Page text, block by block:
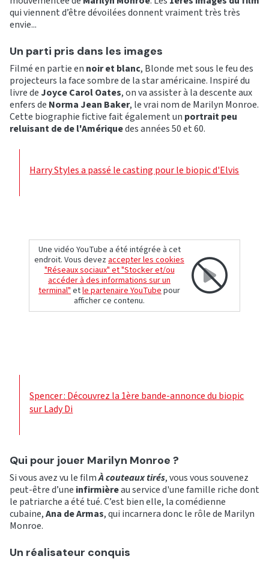
qui viennent d’être dévoilées donnent vraiment très très
envie...
Un parti pris dans les images
Filmé en partie en noir et blanc, Blonde met sous le feu des
projecteurs la face sombre de la star américaine. Inspiré du
livre de Joyce Carol Oates, on va assister à la descente aux
enfers de Norma Jean Baker, le vrai nom de Marilyn Monroe.
Cette biographie fictive fait également un portrait peu
reluisant de de l'Amériquedes années 50 et 60.
Harry Styles a passé le casting pour le biopic d'Elvis
Une vidéo YouTube a été intégrée à cet
endroit. Vous devezaccepter les cookies
"Réseaux sociaux" et "Stocker et/ou
accéder à des informations sur un
terminal"etle partenaire YouTubepour
afficher ce contenu.
Spencer : Découvrez la 1ère bande-annonce du biopic
sur Lady Di
Qui pour jouer Marilyn Monroe ?
Si vous avez vu le filmÀ couteaux tirés, vous vous souvenez
peut-être d’une infirmièreau service d'une famille riche dont
le patriarche a été tué. C’est bien elle, la comédienne
cubaine,Ana de Armas, qui incarnera donc le rôle de Marilyn
Monroe.
Un réalisateur conquis